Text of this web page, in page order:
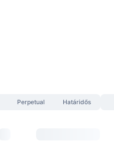
Perpetual Határidős